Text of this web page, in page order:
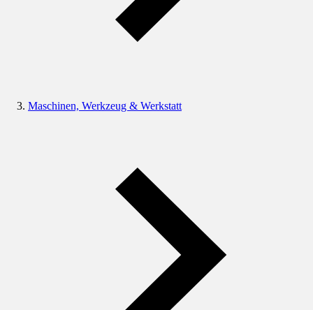
Maschinen, Werkzeug & Werkstatt